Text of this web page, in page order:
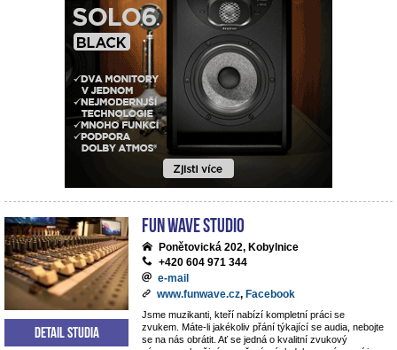
Fun Wave Studio
Ponětovická 202, Kobylnice
+420 604 971 344
e-mail
www.funwave.cz, Facebook
Jsme muzikanti, kteří nabízí kompletní práci se
zvukem. Máte-li jakékoliv přání týkající se audia, nebojte
se na nás obrátit. Ať se jedná o kvalitní zvukový
Detail studia